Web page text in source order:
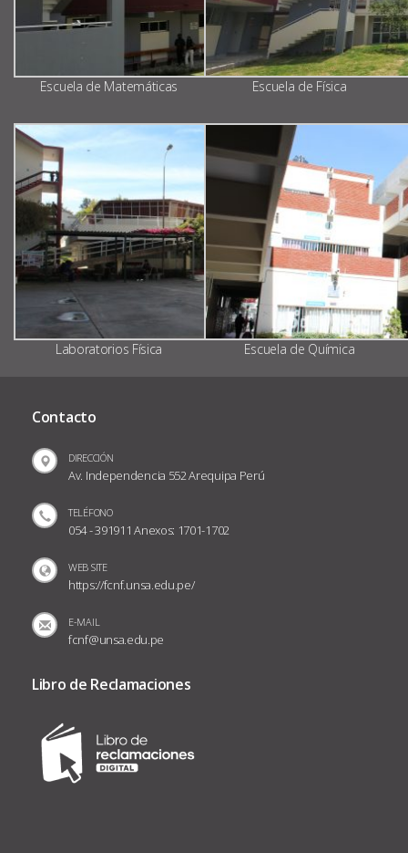
Escuela de Matemáticas Escuela de Física
Laboratorios Física Escuela de Química
Contacto
DIRECCIÓN
Av. Independencia 552 Arequipa Perú
TELÉFONO
054 - 391911 Anexos: 1701-1702
WEB SITE
https://fcnf.unsa.edu.pe/
E-MAIL
fcnf@unsa.edu.pe
Libro de Reclamaciones